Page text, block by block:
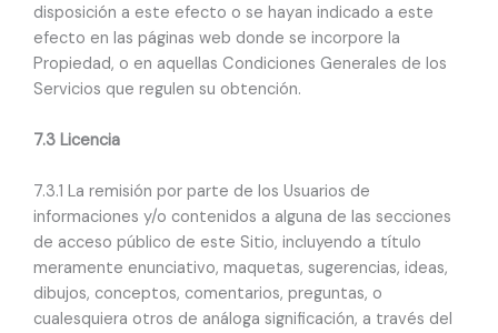
disposición a este efecto o se hayan indicado a este
efecto en las páginas web donde se incorpore la
Propiedad, o en aquellas Condiciones Generales de los
Servicios que regulen su obtención.
7.3 Licencia
7.3.1 La remisión por parte de los Usuarios de
informaciones y/o contenidos a alguna de las secciones
de acceso público de este Sitio, incluyendo a título
meramente enunciativo, maquetas, sugerencias, ideas,
dibujos, conceptos, comentarios, preguntas, o
cualesquiera otros de análoga significación, a través del